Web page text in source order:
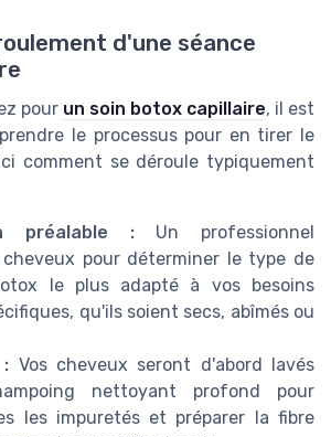
d'une séance
pour un soin botox capillaire, il est
le processus pour en tirer le
comment se déroule typiquement
préalable :Un professionnel
cheveux pour déterminer le type de
le plus adapté à vos besoins
qu'ils soient secs, abîmés ou
Vos cheveux seront d'abord lavés
nettoyant profond pour
les impuretés et préparer la fibre